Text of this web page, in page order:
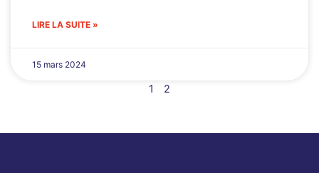
LIRE LA SUITE »
15 mars 2024
1 2